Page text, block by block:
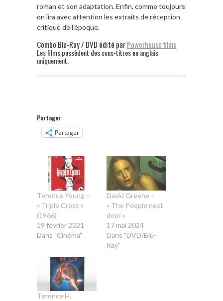
roman et son adaptation. Enfin, comme toujours
on lira avec attention les extraits de réception
critique de l’époque.
Combo Blu-Ray / DVD édité parPowerhouse films
Les films possèdent des sous-titres en anglais
uniquement.
Partager
Partager
Terence Young –
« Triple Cross »
(1966)
19 février 2021
Dans "Cinéma"
David Greene –
« The People next
door »
17 mai 2024
Dans "DVD/Blu-
Ray"
Terence H.